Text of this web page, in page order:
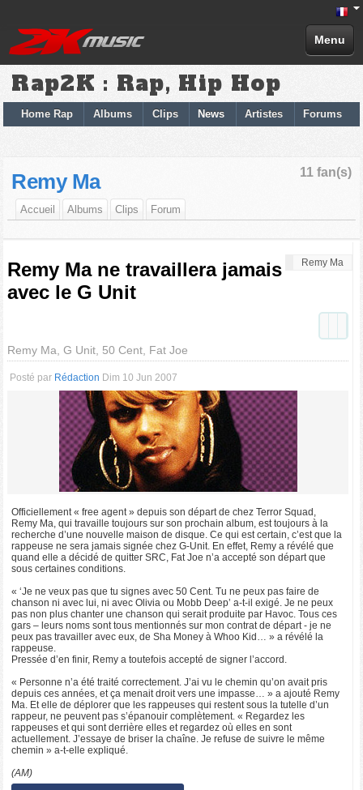
Menu
Rap2K : Rap, Hip Hop
Home Rap Albums Clips News Artistes Forums
11 fan(s)
Remy Ma
Accueil Albums Clips Forum
Remy Ma
Remy Ma ne travaillera jamais
avec le G Unit
Remy Ma, G Unit, 50 Cent, Fat Joe
Posté par Rédaction Dim 10 Jun 2007
Officiellement « free agent » depuis son départ de chez Terror Squad,
Remy Ma, qui travaille toujours sur son prochain album, est toujours à la
recherche d’une nouvelle maison de disque. Ce qui est certain, c’est que la
rappeuse ne sera jamais signée chez G-Unit. En effet, Remy a révélé que
quand elle a décidé de quitter SRC, Fat Joe n’a accepté son départ que
sous certaines conditions.
« ‘Je ne veux pas que tu signes avec 50 Cent. Tu ne peux pas faire de
chanson ni avec lui, ni avec Olivia ou Mobb Deep’ a-t-il exigé. Je ne peux
pas non plus chanter une chanson qui serait produite par Havoc. Tous ces
gars – leurs noms sont tous mentionnés sur mon contrat de départ - je ne
peux pas travailler avec eux, de Sha Money à Whoo Kid… » a révélé la
rappeuse.
Pressée d’en finir, Remy a toutefois accepté de signer l’accord.
« Personne n’a été traité correctement. J’ai vu le chemin qu’on avait pris
depuis ces années, et ça menait droit vers une impasse… » a ajouté Remy
Ma. Et elle de déplorer que les rappeuses qui restent sous la tutelle d’un
rappeur, ne peuvent pas s’épanouir complètement. « Regardez les
rappeuses et qui sont derrière elles et regardez où elles en sont
actuellement. J’essaye de briser la chaîne. Je refuse de suivre le même
chemin » a-t-elle expliqué.
(AM)